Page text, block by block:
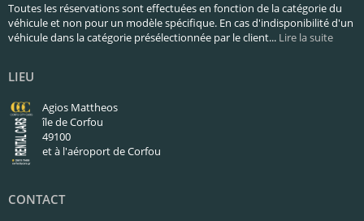
Toutes les réservations sont effectuées en fonction de la catégorie du
véhicule et non pour un modèle spécifique. En cas d'indisponibilité d'un
véhicule dans la catégorie présélectionnée par le client... Lire la suite
LIEU
Agios Mattheos
île de Corfou
49100
et à l'aéroport de Corfou
CONTACT